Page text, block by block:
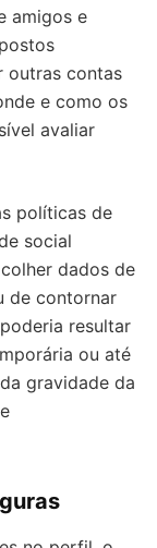
amigos e
outras contas
e como os
avaliar
políticas de
social
dados de
de contornar
resultar
ou até
gravidade da